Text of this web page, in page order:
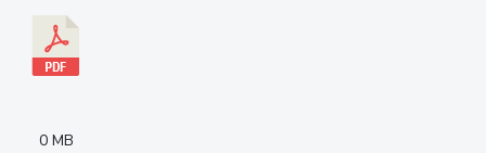
0 MB